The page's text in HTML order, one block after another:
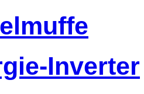
Inverter